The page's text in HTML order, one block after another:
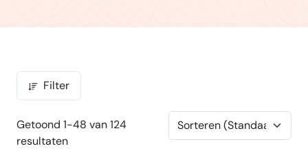
Filter
Getoond 1-48 van 124
resultaten